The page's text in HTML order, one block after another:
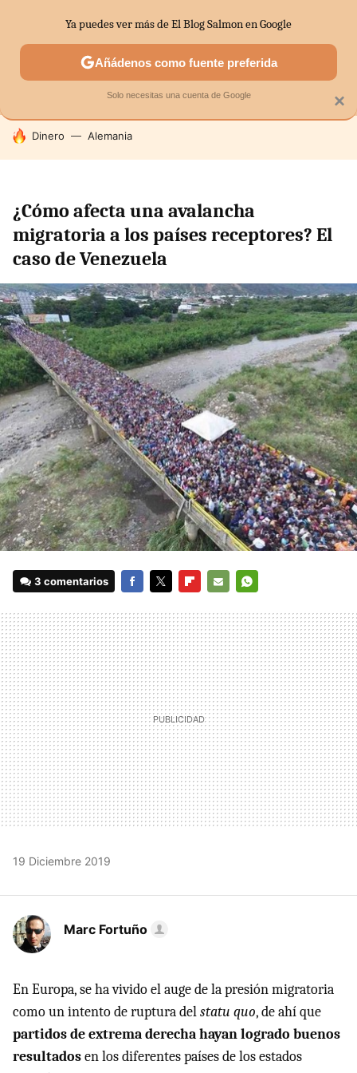
MENÚ NUEVO
ECONOMÍA DOMÉSTICA MERCADOS
HOY SE HABLA DE
Dinero Alemania
¿Cómo afecta una avalancha
migratoria a los países receptores? El
caso de Venezuela
3 comentarios
MAIL
19 Diciembre 2019
Marc Fortuño
En Europa, se ha vivido el auge de la presión migratoria
como un intento de ruptura delstatu quo, de ahí que
partidos de extrema derecha hayan logrado buenos
resultadosen los diferentes países de los estados
×
Ya puedes ver más de El Blog Salmon en Google
Añádenos como fuente preferida
Solo necesitas una cuenta de Google